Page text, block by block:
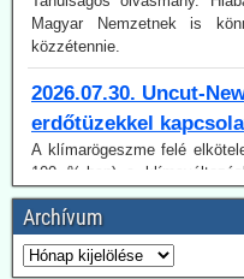
közzétennie.
2026.07.30. Uncut-
erdőtüzekkel
A klímarögeszme felé
100 %-ban) a
kibocsátás növekedésében
olvasókkal elhitetni) az
korábbi években. A gépezet
tényezőt, akár a
mint a hatósági
bejegyzésünkben
Archívum